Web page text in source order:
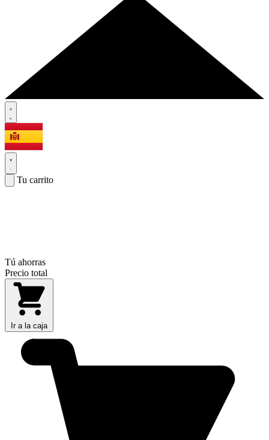
Tu carrito
Tú ahorras
Precio total
Ir a la caja